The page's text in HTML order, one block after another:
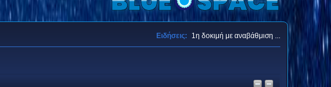
Ειδήσεις: 1η δοκιμή με αναβάθμιση ...